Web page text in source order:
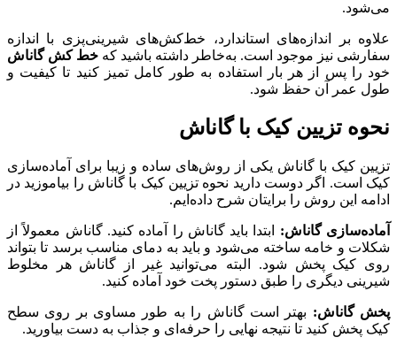
می‌شود.
علاوه بر اندازه‌های استاندارد، خط‌کش‌های شیرینی‌پزی با اندازه
سفارشی نیز موجود است. به‌خاطر داشته باشید که خط کش گاناش
خود را پس از هر بار استفاده به طور کامل تمیز کنید تا کیفیت و
طول عمر آن حفظ شود.
نحوه تزیین کیک با گاناش
تزیین کیک با گاناش یکی از روش‌های ساده و زیبا برای آماده‌سازی
کیک است. اگر دوست دارید نحوه تزیین کیک با گاناش را بیاموزید در
ادامه این روش را برایتان شرح داده‌ایم.
آماده‌سازی گاناش: ابتدا باید گاناش را آماده کنید. گاناش معمولاً از
شکلات و خامه ساخته می‌شود و باید به دمای مناسب برسد تا بتواند
روی کیک پخش شود. البته می‌توانید غیر از گاناش هر مخلوط
شیرینی دیگری را طبق دستور پخت خود آماده کنید.
پخش گاناش: بهتر است گاناش را به طور مساوی بر روی سطح
کیک پخش کنید تا نتیجه نهایی را حرفه‌ای و جذاب به دست بیاورید.